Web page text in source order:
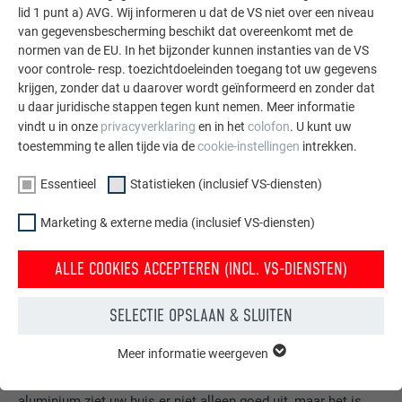
Daken, gevels, zonnepanelen, dakafvoersystemen &
lid 1 punt a) AVG. Wij informeren u dat de VS niet over een niveau
van gegevensbescherming beschikt dat overeenkomt met de
normen van de EU. In het bijzonder kunnen instanties van de VS
voor controle- resp. toezichtdoeleinden toegang tot uw gegevens
krijgen, zonder dat u daarover wordt geïnformeerd en zonder dat
u daar juridische stappen tegen kunt nemen. Meer informatie
vindt u in onze privacyverklaring en in het colofon. U kunt uw
toestemming te allen tijde via decookie-instellingen intrekken.
Essentieel Statistieken (inclusief VS-diensten)
Marketing & externe media (inclusief VS-diensten)
ALLE COOKIES ACCEPTEREN (INCL. VS-DIENSTEN)
SELECTIE OPSLAAN & SLUITEN
van de website. Hierdoor wordt gewaarborgd dat de website
Meer informatie weergeven